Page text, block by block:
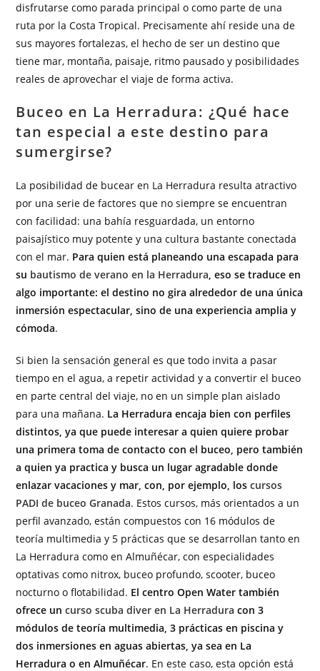
disfrutarse como parada principal o como parte de una
ruta por la Costa Tropical. Precisamente ahí reside una de
sus mayores fortalezas, el hecho de ser un destino que
tiene mar, montaña, paisaje, ritmo pausado y posibilidades
reales de aprovechar el viaje de forma activa.
Buceo en La Herradura: ¿Qué hace
tan especial a este destino para
sumergirse?
La posibilidad de bucear en La Herradura resulta atractivo
por una serie de factores que no siempre se encuentran
con facilidad: una bahía resguardada, un entorno
paisajístico muy potente y una cultura bastante conectada
con el mar. Para quien está planeando una escapada para
su bautismo de verano en la Herradura, eso se traduce en
algo importante: el destino no gira alrededor de una única
inmersión espectacular, sino de una experiencia amplia y
cómoda.
Si bien la sensación general es que todo invita a pasar
tiempo en el agua, a repetir actividad y a convertir el buceo
en parte central del viaje, no en un simple plan aislado
para una mañana. La Herradura encaja bien con perfiles
distintos, ya que puede interesar a quien quiere probar
una primera toma de contacto con el buceo, pero también
a quien ya practica y busca un lugar agradable donde
enlazar vacaciones y mar, con, por ejemplo, loscursos
PADI de buceo Granada. Estos cursos, más orientados a un
perfil avanzado, están compuestos con 16 módulos de
teoría multimedia y 5 prácticas que se desarrollan tanto en
La Herradura como en Almuñécar, con especialidades
optativas como nitrox, buceo profundo, scooter, buceo
nocturno o flotabilidad. El centro Open Water también
ofrece uncurso scuba diver en La Herradura con 3
módulos de teoría multimedia, 3 prácticas en piscina y
dos inmersiones en aguas abiertas, ya sea en La
Herradura o en Almuñécar. En este caso, esta opción está